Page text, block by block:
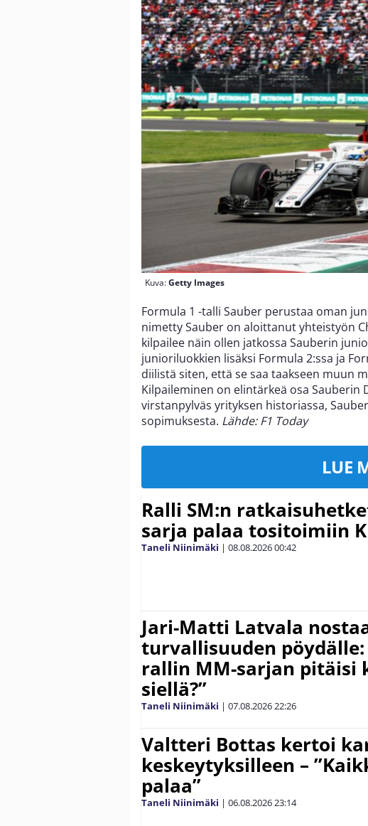
Kuva:Getty Images
Formula 1 -talli Sauber perustaa oman
nimetty Sauber on aloittanut yhteistyön
kilpailee näin ollen jatkossa Sauberin
junioriluokkien lisäksi Formula 2:ssa ja
diilistä siten, että se saa taakseen muun
Kilpaileminen on elintärkeä osa
virstanpylväs yrityksen historiassa,
sopimuksesta. Lähde: F1 Today
LUE
Ralli SM:n
sarja palaa tositoimiin
Taneli Niinimäki | 08.08.202600:42
Jari-Matti Latvala
turvallisuuden pöydälle:
rallin MM-sarjan pitäisi
siellä?”
Taneli Niinimäki | 07.08.202622:26
Valtteri Bottas kertoi
keskeytyksilleen –
palaa”
Taneli Niinimäki | 06.08.202623:14